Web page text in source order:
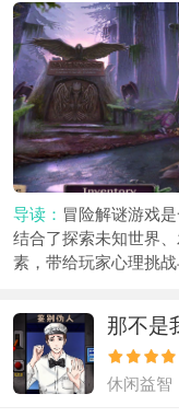
导读： 冒险解谜游戏
结合了探索未知世界
素，带给玩家心理挑
力去揭示隐藏在游戏
择决策等动态情境，
那不是
休闲益智